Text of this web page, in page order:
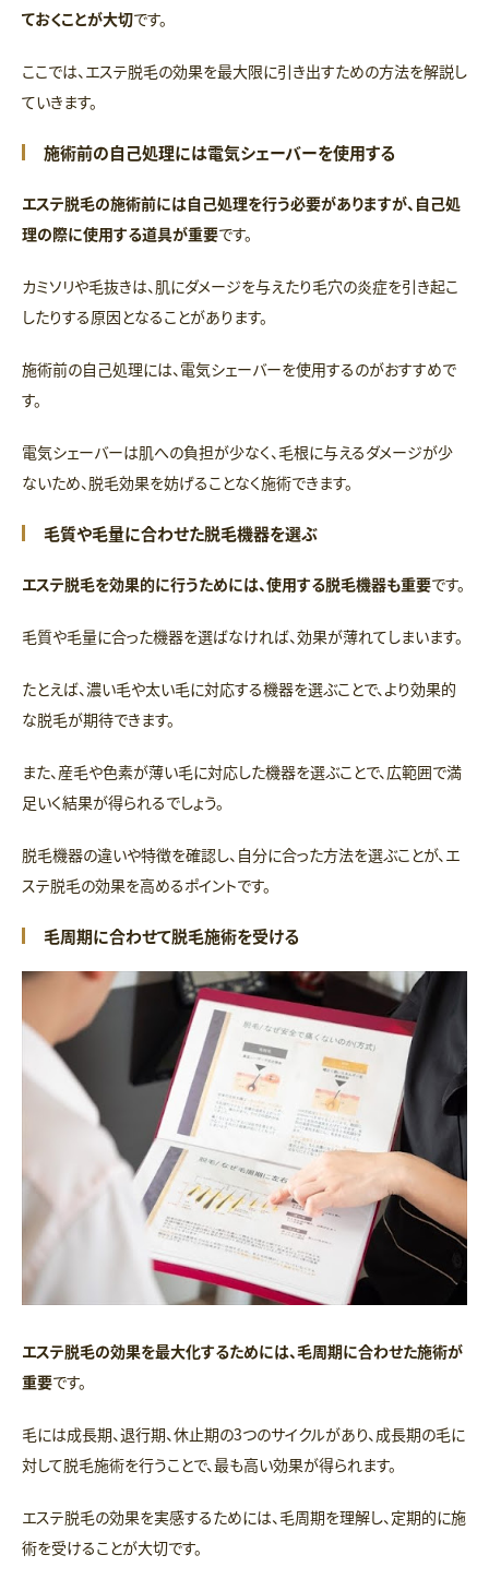
ておくことが大切です。
ここでは、エステ脱毛の効果を最大限に引き出すための方法を解説し
ていきます。
施術前の自己処理には電気シェーバーを使用する
エステ脱毛の施術前には自己処理を行う必要がありますが、自己処
理の際に使用する道具が重要です。
カミソリや毛抜きは、肌にダメージを与えたり毛穴の炎症を引き起こ
したりする原因となることがあります。
施術前の自己処理には、電気シェーバーを使用するのがおすすめで
す。
電気シェーバーは肌への負担が少なく、毛根に与えるダメージが少
ないため、脱毛効果を妨げることなく施術できます。
毛質や毛量に合わせた脱毛機器を選ぶ
エステ脱毛を効果的に行うためには、使用する脱毛機器も重要です。
毛質や毛量に合った機器を選ばなければ、効果が薄れてしまいます。
たとえば、濃い毛や太い毛に対応する機器を選ぶことで、より効果的
な脱毛が期待できます。
また、産毛や色素が薄い毛に対応した機器を選ぶことで、広範囲で満
足いく結果が得られるでしょう。
脱毛機器の違いや特徴を確認し、自分に合った方法を選ぶことが、エ
ステ脱毛の効果を高めるポイントです。
毛周期に合わせて脱毛施術を受ける
エステ脱毛の効果を最大化するためには、毛周期に合わせた施術が
重要です。
毛には成長期、退行期、休止期の3つのサイクルがあり、成長期の毛に
対して脱毛施術を行うことで、最も高い効果が得られます。
エステ脱毛の効果を実感するためには、毛周期を理解し、定期的に施
術を受けることが大切です。